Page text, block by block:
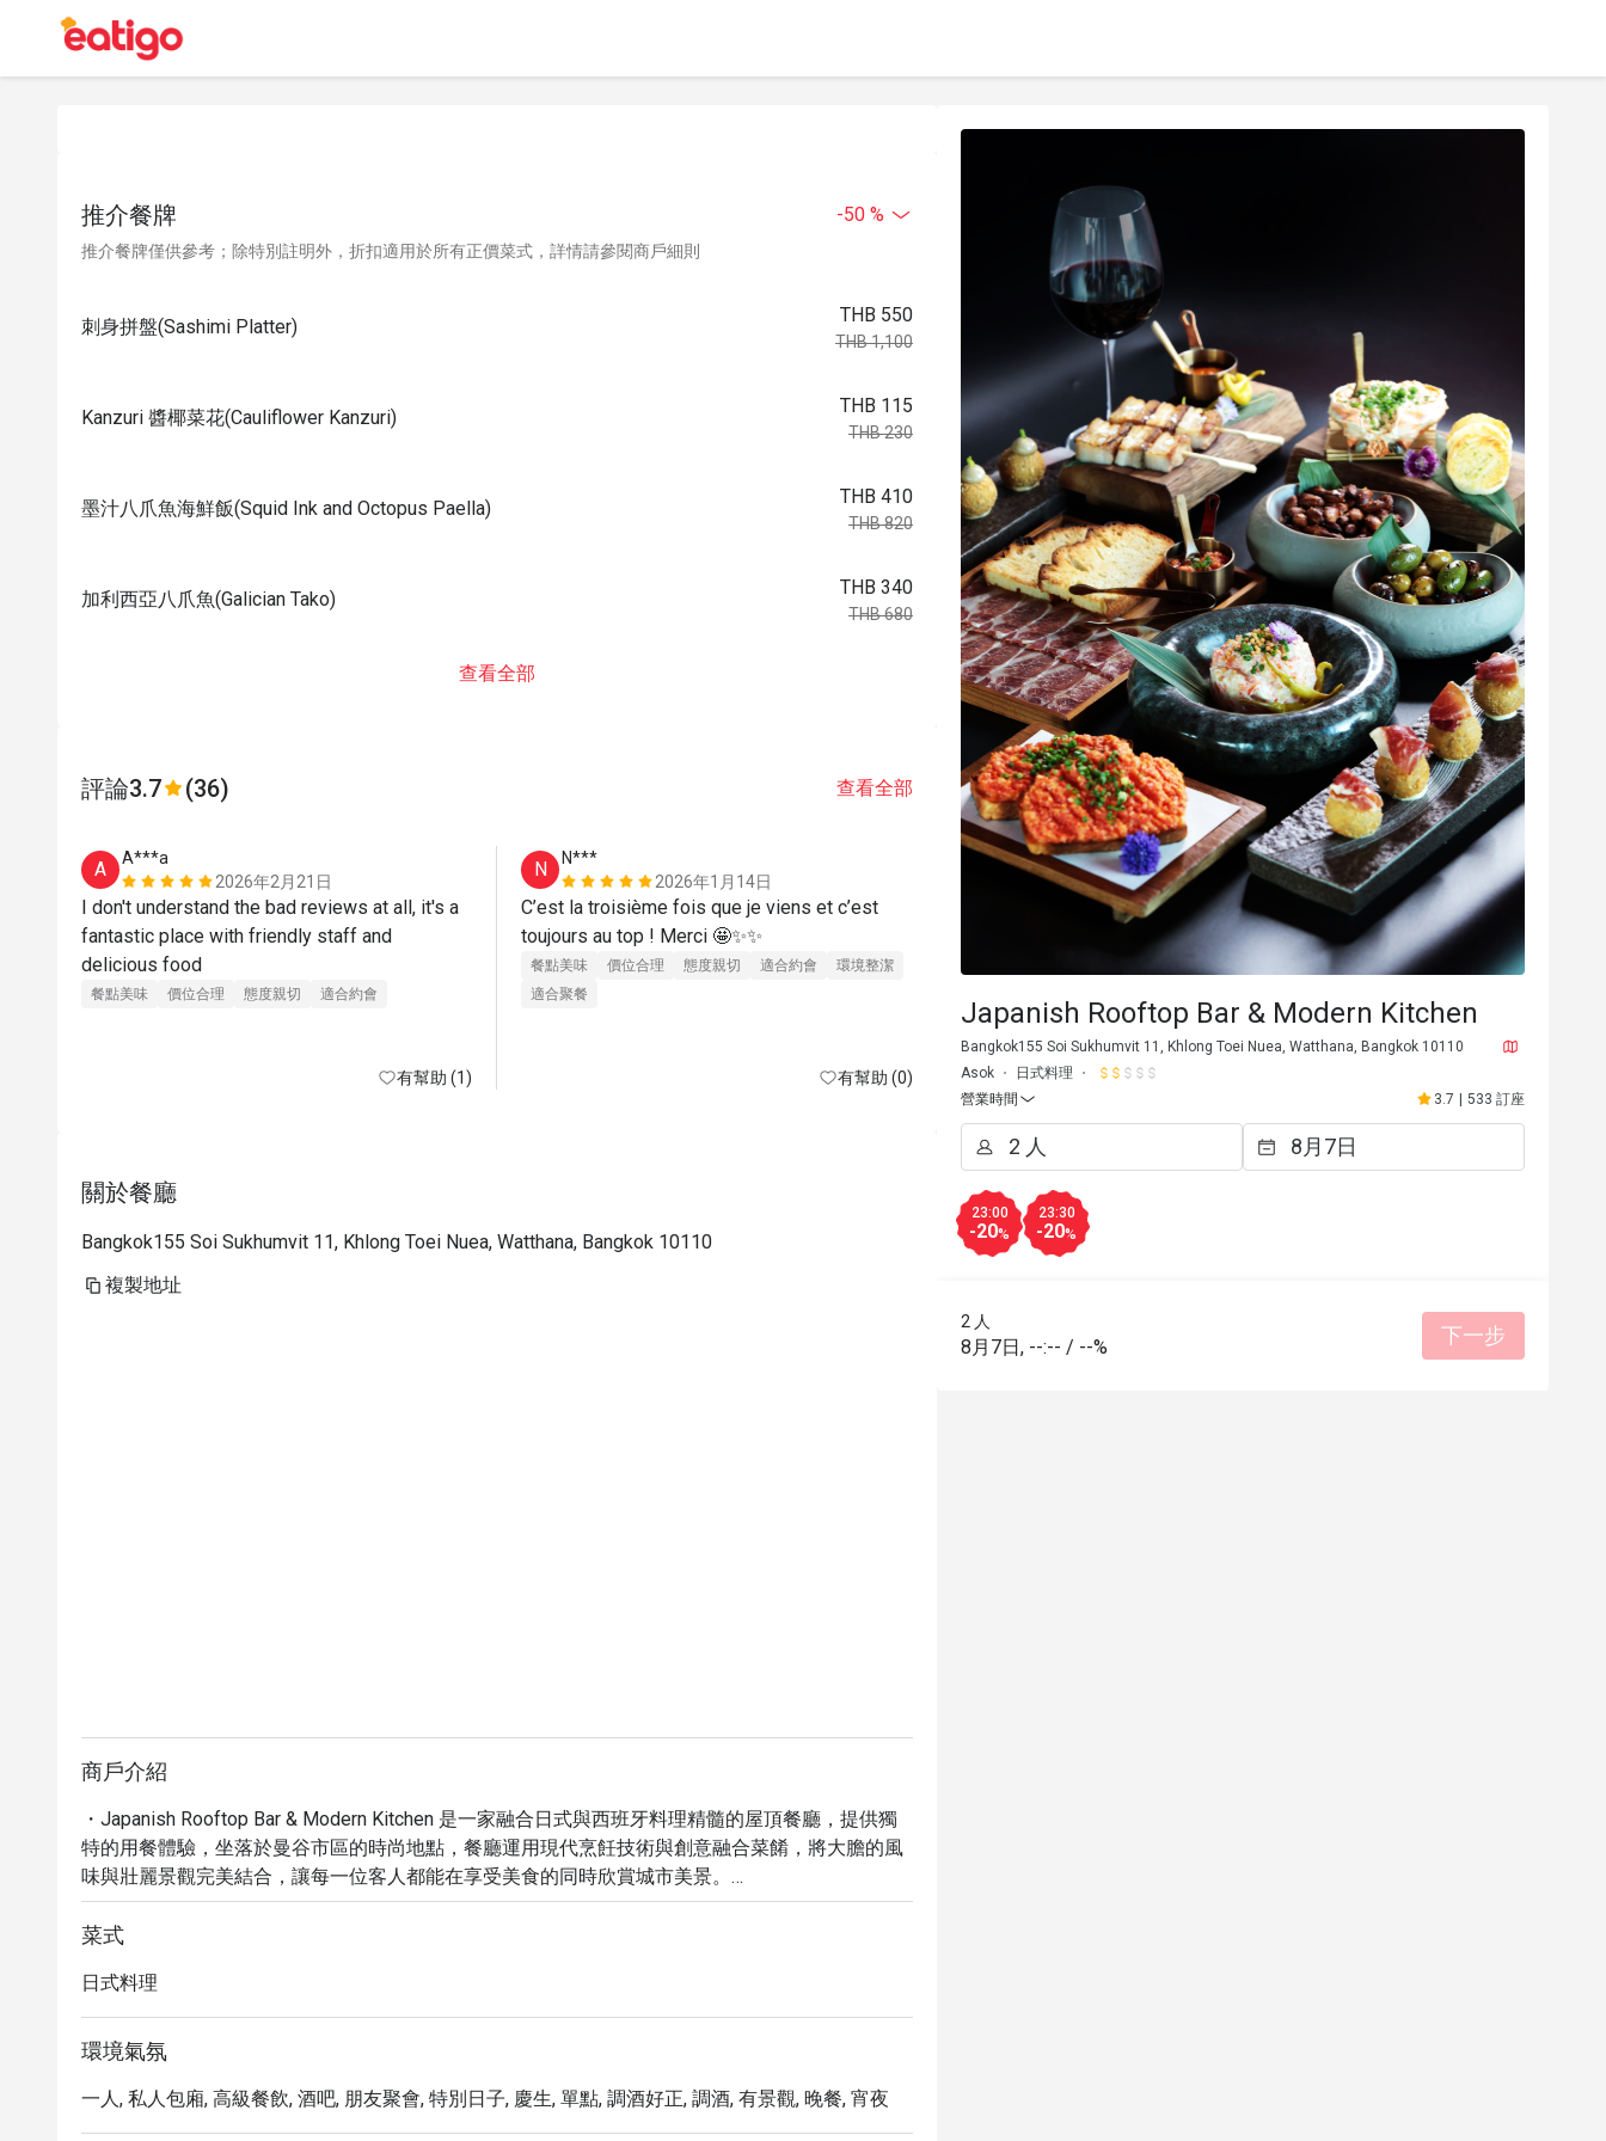
推介餐牌 -50 %
推介餐牌僅供參考；除特別註明外，折扣適用於所有正價菜式，詳情請參閱商戶細則
刺身拼盤(Sashimi Platter)
THB 550
THB 1,100
Kanzuri 醬椰菜花(Cauliflower Kanzuri)
THB 115
THB 230
墨汁八爪魚海鮮飯(Squid Ink and Octopus Paella)
THB 410
THB 820
加利西亞八爪魚(Galician Tako)
THB 340
THB 680
查看全部
評論3.7 (36) 查看全部
А
А***а
2026年2月21日
I don't understand the bad reviews at all, it's a
fantastic place with friendly staff and
delicious food
餐點美味 價位合理 態度親切 適合約會
有幫助 (1)
N
N***
2026年1月14日
C’est la troisième fois que je viens et c’est
toujours au top ! Merci 🤩✨✨
餐點美味 價位合理 態度親切 適合約會
環境整潔
適合聚餐
有幫助 (0)
M**i
2025年6月4日
I really love this place, the music of the jazz
make me sway. The food here is sooooo good.
Every bite I took make me fly to the moon.
chefs really good at their creations. Amazing
waiters and waitresses, very friendly,
attentive, treat me like a princess. Bartender
also sweet, cute, adorable and good at their
jobs. I really love all the cocktails i drink,
especially Amateratsu. The supervisor May
also sweet, kind and always smiles. The bar
and restaurant decorate so nice, i love the red
light here and the bathroom so clean, have
from there also pretty. 10/10 from me. Thank
you so much for this precious experiences,
餐點美味 價位合理 態度親切 適合約會
環境整潔
適合聚餐
N
N*****g
if you are loving both
餐點美味 價位合理
關於餐廳
Bangkok155 Soi Sukhumvit 11, Khlong Toei Nuea, Watthana, Bangkok 10110
複製地址
商戶介紹
・Japanish Rooftop Bar & Modern Kitchen 是一家融合日式與西班牙料理精髓的屋頂餐廳，提供獨
特的用餐體驗，坐落於曼谷市區的時尚地點，餐廳運用現代烹飪技術與創意融合菜餚，將大膽的風
味與壯麗景觀完美結合，讓每一位客人都能在享受美食的同時欣賞城市美景。
・無論是浪漫約會、朋友聚會，還是慶祝特別時刻，Japanish 都能提供精緻且充滿活力的氛圍。透
過 Eatigo 預訂 Japanish Rooftop Bar & Modern Kitchen，即可享受最高 5 折優惠，盡情體驗曼谷的
菜式
日式料理
環境氣氛
一人, 私人包廂, 高級餐飲, 酒吧, 朋友聚會, 特別日子, 慶生, 單點, 調酒好正, 調酒, 有景觀, 晚餐, 宵夜
Japanish Rooftop Bar & Modern Kitchen
Bangkok155 Soi Sukhumvit 11, Khlong Toei Nuea, Watthana, Bangkok 10110
Asok
日式料理
營業時間
3.7 533 訂座
23:00
-20%
23:30
-20%
2 人
8月7日, --:-- / --% 下一步